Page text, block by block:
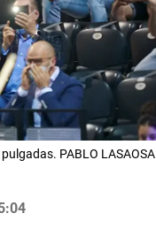
PABLO LASAOSA